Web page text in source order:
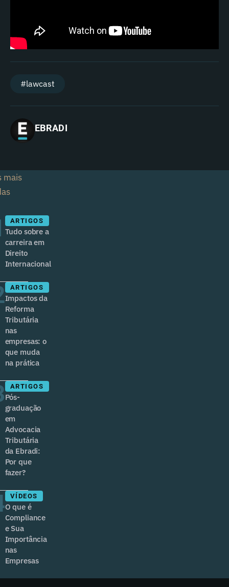
#lawcast
EBRADI
mais
ARTIGOS
Tudo sobre a
carreira em
Direito
Internacional
ARTIGOS
Impactos da
Reforma
Tributária
nas
empresas: o
que muda
na prática
ARTIGOS
Pós-
graduação
em
Advocacia
Tributária
da Ebradi:
Por que
fazer?
VÍDEOS
O que é
Compliance
e Sua
Importância
nas
Empresas